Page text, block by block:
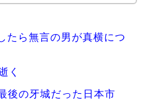
たら無言の男が真横につ
く
後の牙城だった日本市